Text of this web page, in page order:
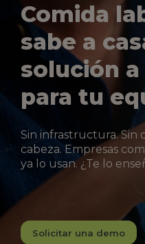
Comida
sabe a
solución
para tu
Sin infrastructura. Sin
cabeza. Empresas
ya lo usan. ¿Te lo
Solicitar una demo